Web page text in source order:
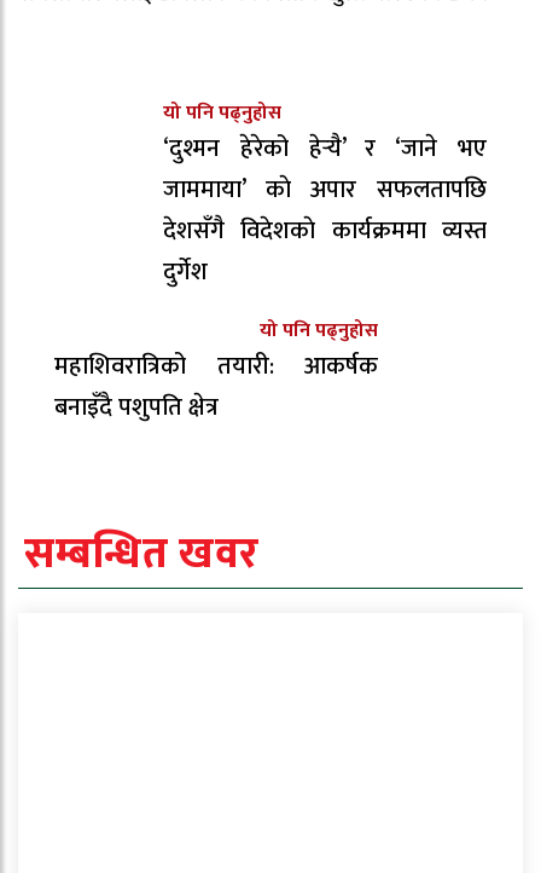
यो पनि पढ्नुहोस
‘दुश्मन हेरेको हेर्‍यै’ र ‘जाने भए
जाममाया’ काे अपार सफलतापछि
देशसँगै विदेशकाे कार्यक्रममा व्यस्त
दुर्गेश
यो पनि पढ्नुहोस
महाशिवरात्रिको तयारी: आकर्षक
बनाइँदै पशुपति क्षेत्र
सम्बन्धित खवर